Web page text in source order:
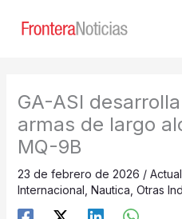
GA-ASI
armas de largo
MQ-9B
23 de febrero de 2026 /
Internacional Nautica Otras